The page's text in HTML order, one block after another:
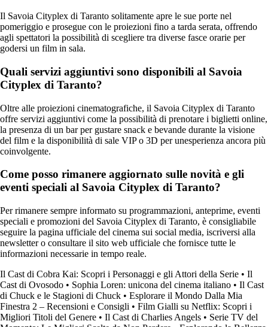
Il Savoia Cityplex di Taranto solitamente apre le sue porte nel
pomeriggio e prosegue con le proiezioni fino a tarda serata, offrendo
agli spettatori la possibilità di scegliere tra diverse fasce orarie per
godersi un film in sala.
Quali servizi aggiuntivi sono disponibili al Savoia
Cityplex di Taranto?
Oltre alle proiezioni cinematografiche, il Savoia Cityplex di Taranto
offre servizi aggiuntivi come la possibilità di prenotare i biglietti online,
la presenza di un bar per gustare snack e bevande durante la visione
del film e la disponibilità di sale VIP o 3D per unesperienza ancora più
coinvolgente.
Come posso rimanere aggiornato sulle novità e gli
eventi speciali al Savoia Cityplex di Taranto?
Per rimanere sempre informato su programmazioni, anteprime, eventi
speciali e promozioni del Savoia Cityplex di Taranto, è consigliabile
seguire la pagina ufficiale del cinema sui social media, iscriversi alla
newsletter o consultare il sito web ufficiale che fornisce tutte le
informazioni necessarie in tempo reale.
Il Cast di Cobra Kai: Scopri i Personaggi e gli Attori della Serie • Il
Cast di Ovosodo • Sophia Loren: unicona del cinema italiano • Il Cast
di Chuck e le Stagioni di Chuck • Esplorare il Mondo Dalla Mia
Finestra 2 – Recensioni e Consigli • Film Gialli su Netflix: Scopri i
Migliori Titoli del Genere • Il Cast di Charlies Angels • Serie TV del